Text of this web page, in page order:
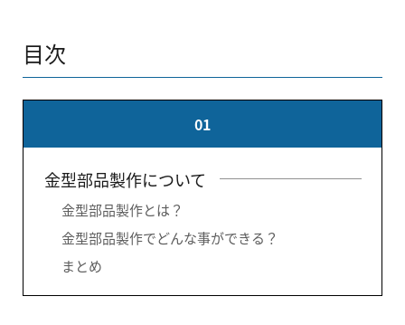
目次
01
金型部品製作について
金型部品製作とは？
金型部品製作でどんな事ができる？
まとめ